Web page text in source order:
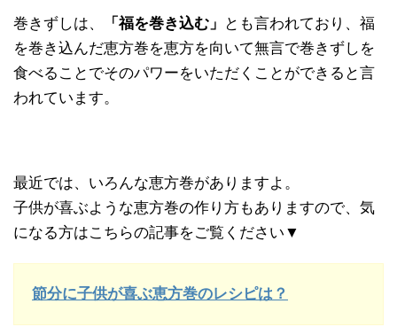
巻きずしは、 「福を巻き込む」
とも言われており、福
を巻き込んだ恵方巻を恵方を向いて無言で巻きずしを
食べることでそのパワーをいただくことができると言
われています。
最近では、いろんな恵方巻がありますよ。
子供が喜ぶような恵方巻の作り方もありますので、気
になる方はこちらの記事をご覧ください▼
節分に子供が喜ぶ恵方巻のレシピは？